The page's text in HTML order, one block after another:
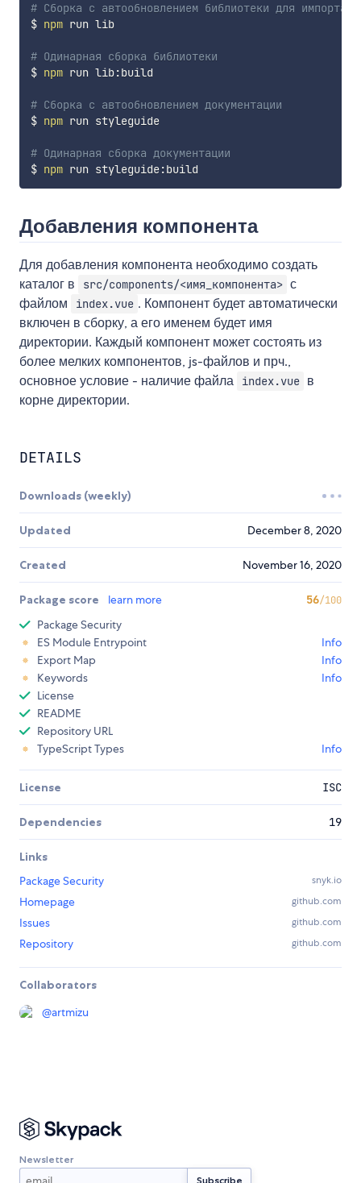
# Сборка с автообновлением библиотеки для импорта
$ npm run lib
# Одинарная сборка библиотеки
$ npm run lib:build
# Сборка с автообновлением документации
$ npm run styleguide
# Одинарная сборка документации
$ npm
Добавления компонента
Для добавления компонента необходимо создать
каталог в
src/components/<имя_компонента> с
файлом
index.vue . Компонент будет автоматически
включен в сборку, а его именем будет имя
директории. Каждый компонент может состоять из
более мелких компонентов, js-файлов и прч.,
основное условие - наличие файла
index.vue в
корне директории.
DETAILS
Downloads (weekly)
Updated December 8, 2020
Created November 16, 2020
Package score learn more 56/100
Package Security
ES Module Entrypoint
Info
Export Map
Info
Keywords
Info
License
README
Repository URL
TypeScript Types
Info
License ISC
Dependencies 19
Links
Package Security
snyk.io
Homepage github.com
Issues github.com
Repository github.com
Collaborators
@artmizu
Newsletter